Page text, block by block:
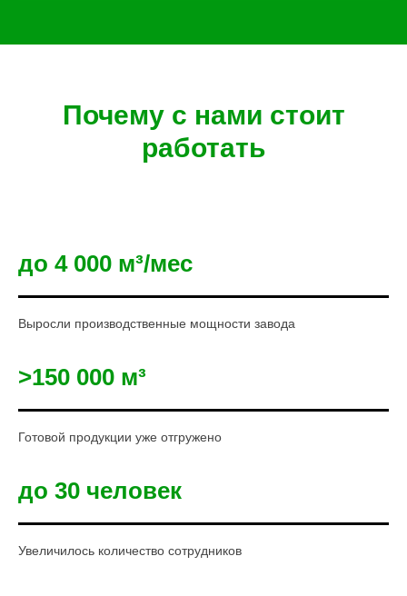
Почему с нами стоит
работать
до 4 000 м³/мес
Выросли производственные мощности завода
>150 000 м³
Готовой продукции уже отгружено
до 30 человек
Увеличилось количество сотрудников